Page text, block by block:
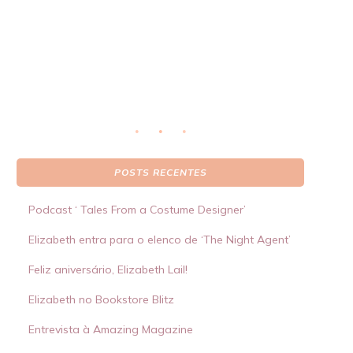
POSTS RECENTES
Podcast ‘ Tales From a Costume Designer’
Elizabeth entra para o elenco de ‘The Night Agent’
Feliz aniversário, Elizabeth Lail!
Elizabeth no Bookstore Blitz
Entrevista à Amazing Magazine